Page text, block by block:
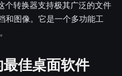
个转换器支持极其广泛的文件
和图像。它是一个多功能工
佳桌面软件